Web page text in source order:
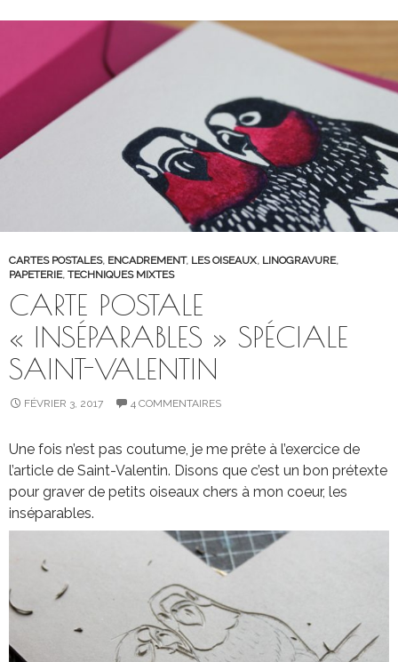
CARTES POSTALES, ENCADREMENT, LES OISEAUX, LINOGRAVURE,
PAPETERIE, TECHNIQUES MIXTES
CARTE POSTALE
« INSÉPARABLES » SPÉCIALE
SAINT-VALENTIN
FÉVRIER 3, 2017 4 COMMENTAIRES
Une fois n’est pas coutume, je me prête à l’exercice de
l’article de Saint-Valentin. Disons que c’est un bon prétexte
pour graver de petits oiseaux chers à mon coeur, les
inséparables.